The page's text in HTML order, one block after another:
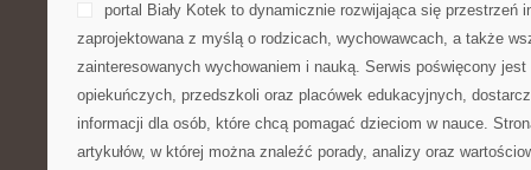
portal Biały Kotek to dynamicznie rozwijająca się przestrzeń
zaprojektowana z myślą o rodzicach, wychowawcach, a także
zainteresowanych wychowaniem i nauką. Serwis poświęcony
opiekuńczych, przedszkoli oraz placówek edukacyjnych,
informacji dla osób, które chcą pomagać dzieciom w nauce.
artykułów, w której można znaleźć porady, analizy oraz